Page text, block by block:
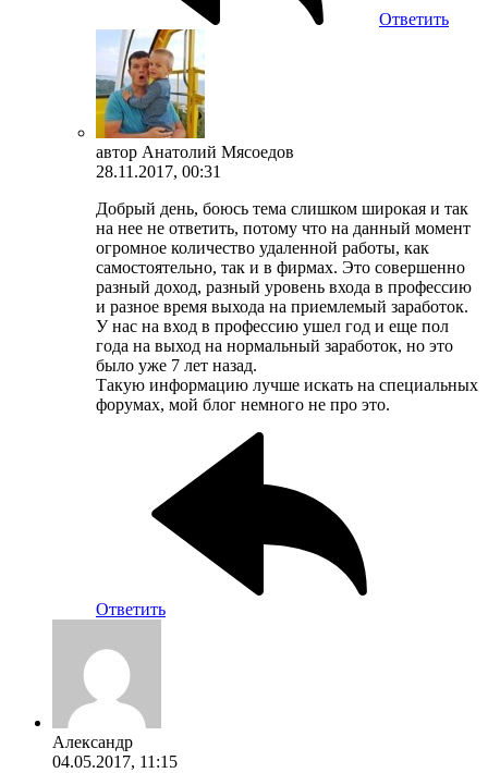
Ответить
автор Анатолий Мясоедов
28.11.2017, 00:31
Добрый день, боюсь тема слишком широкая и так
на нее не ответить, потому что на данный момент
огромное количество удаленной работы, как
самостоятельно, так и в фирмах. Это совершенно
разный доход, разный уровень входа в профессию
и разное время выхода на приемлемый заработок.
У нас на вход в профессию ушел год и еще пол
года на выход на нормальный заработок, но это
было уже 7 лет назад.
Такую информацию лучше искать на специальных
форумах, мой блог немного не про это.
Ответить
Александр
04.05.2017, 11:15